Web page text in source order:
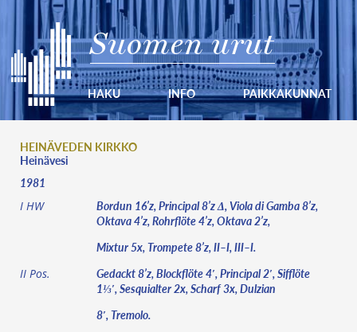
Suomen urut
HAKU INFO PAIKKAKUNNAT
HEINÄVEDEN KIRKKO
Heinävesi
1981
I HW
Bordun 16’z, Principal 8’z Δ, Viola di Gamba 8’z,
Oktava 4’z, Rohrflöte 4’z, Oktava 2’z,
Mixtur 5x, Trompete 8’z, II–I, III–I.
II Pos.
Gedackt 8’z, Blockflöte 4′, Principal 2′, Sifflöte
1⅓′, Sesquialter 2x, Scharf 3x, Dulzian
8′, Tremolo.